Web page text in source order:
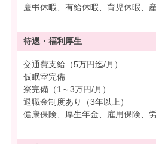
慶弔休暇、有給休暇、育児休暇、
待遇・ 福利厚生
交通費支給（5万円迄/月）
仮眠室完備
寮完備（1～3万円/月）
退職金制度あり（3年以上）
健康保険、厚生年金、雇用保険、